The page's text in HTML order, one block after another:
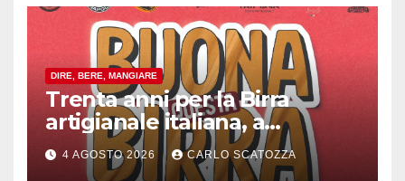
DIRE, BERE, MANGIARE
Trenta anni per la Birra
artigianale italiana, a
Pomigliano d’arco evento
celebrativo con birra speciale
4 AGOSTO 2026 CARLO SCATOZZA